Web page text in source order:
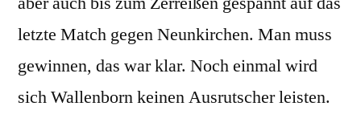
letzte Match gegen Neunkirchen. Man muss
gewinnen, das war klar. Noch einmal wird
sich Wallenborn keinen Ausrutscher leisten.